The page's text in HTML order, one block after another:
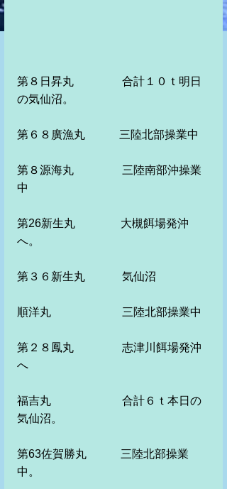
第８日昇丸　　　　 合計１０ｔ明日
の気仙沼。
第６８廣漁丸　　　三陸北部操業中
第８源海丸　　　 　三陸南部沖操業
中
第26新生丸　　　　大槻餌場発沖
へ。
第３６新生丸　　　 気仙沼
順洋丸　　　　　 　三陸北部操業中
第２８鳳丸　　　　 志津川餌場発沖
へ
福吉丸　　　　　　 合計６ｔ本日の
気仙沼。
第63佐賀勝丸　　　三陸北部操業
中。